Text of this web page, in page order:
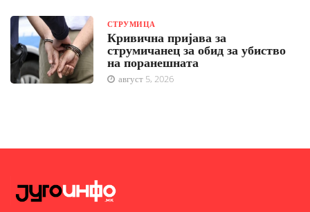
СТРУМИЦА
Кривична пријава за
струмичанец за обид за убиство
на поранешната
август 5, 2026